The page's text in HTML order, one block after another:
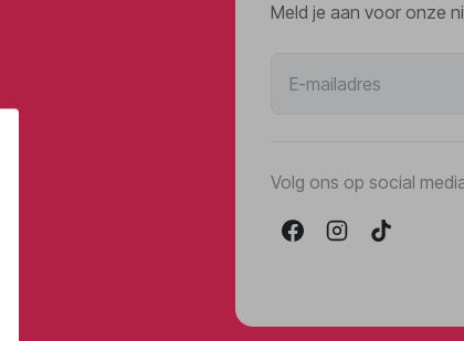
Meld je aan voor onze
Volg ons op social